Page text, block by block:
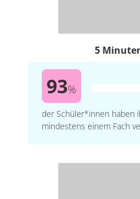
5
93%
der Schüler*innen haben
mindestens einem Fach